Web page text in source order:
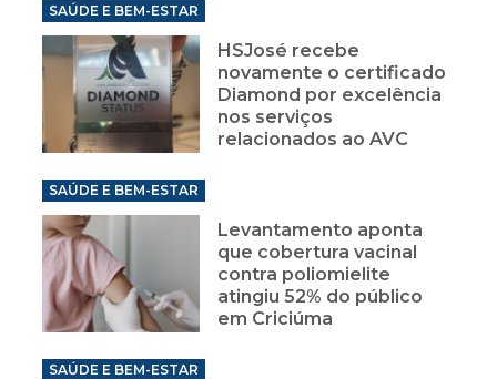
SAÚDE E BEM-ESTAR
HSJosé recebe
novamente o certificado
Diamond por excelência
nos serviços
relacionados ao AVC
SAÚDE E BEM-ESTAR
Levantamento aponta
que cobertura vacinal
contra poliomielite
atingiu 52% do público
em Criciúma
SAÚDE E BEM-ESTAR